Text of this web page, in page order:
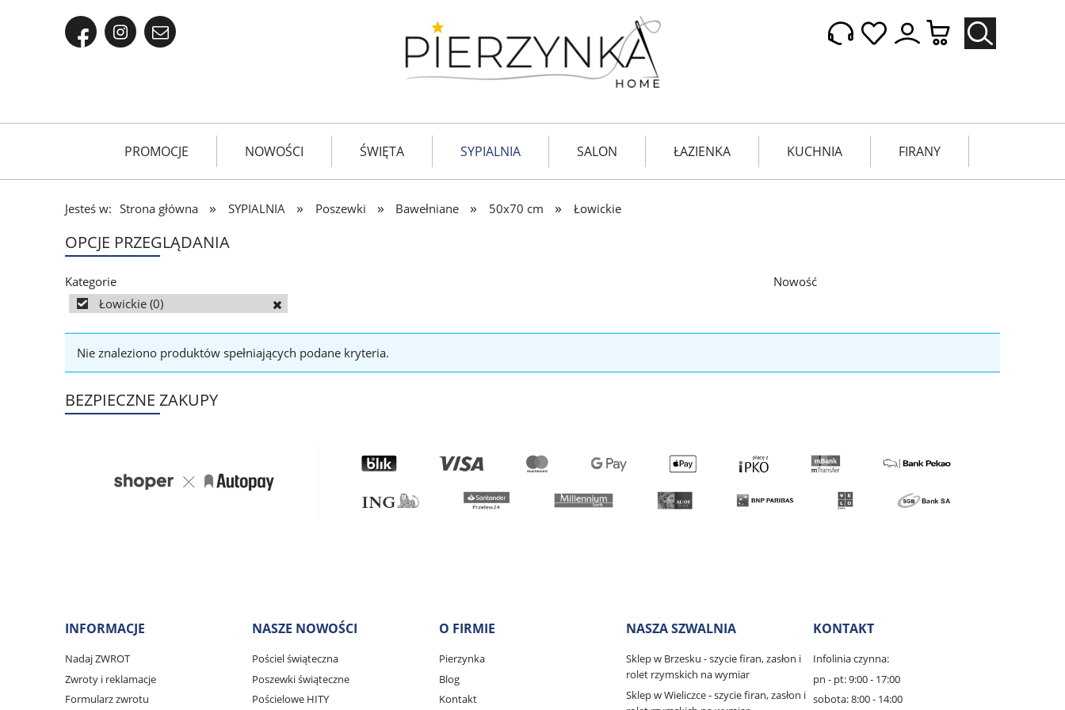
PROMOCJE NOWOŚCI ŚWIĘTA SYPIALNIA SALON ŁAZIENKA KUCHNIA
FIRANY
TKANINY
Jesteś w: Strona główna » SYPIALNIA » Poszewki » Bawełniane » 50x70 cm » Łowickie
OPCJE PRZEGLĄDANIA
Kategorie
Łowickie (0)
Nowość
Nie znaleziono produktów spełniających podane kryteria.
BEZPIECZNE ZAKUPY
INFORMACJE
Nadaj ZWROT
Zwroty i reklamacje
Formularz zwrotu
NASZE NOWOŚCI
Pościel świąteczna
Poszewki świąteczne
Pościelowe HITY
O FIRMIE
Pierzynka
Blog
Kontakt
NASZA SZWALNIA
Sklep w Brzesku - szycie firan, zasłon i
rolet rzymskich na wymiar
Sklep w Wieliczce - szycie firan, zasłon i
KONTAKT
Infolinia czynna:
pn - pt: 9:00 - 17:00
sobota: 8:00 - 14:00